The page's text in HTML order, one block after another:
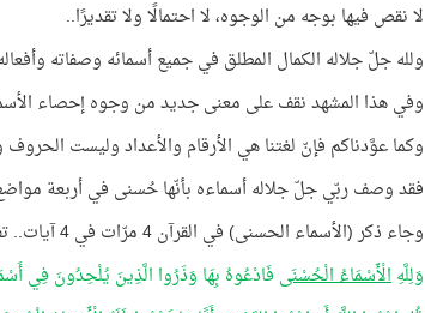
لا نقص فيها بوجه من الوجوه، لا احتمالًا ولا تقديرًا..
ولله جلّ جلاله الكمال المطلق في جميع أسمائه وصفاته
وفي هذا المشهد نقف على معنى جديد من وجوه إحصاء
وكما عوَّدناكم فإنّ لغتنا هي الأرقام والأعداد وليست الحروف
فقد وصف ربّي جلّ جلاله أسماءه بأنّها حُسنى في أربعة
وجاء ذكر (الأسماء الحسنى) في القرآن 4 مرّات في 4 آيات.. تفضَّل:
وَلِلَّهِالْأَسْمَاءُ الْحُسْنَى فَادْعُوهُ بِهَا وَذَرُوا الَّذِينَ يُلْحِدُونَ فِي